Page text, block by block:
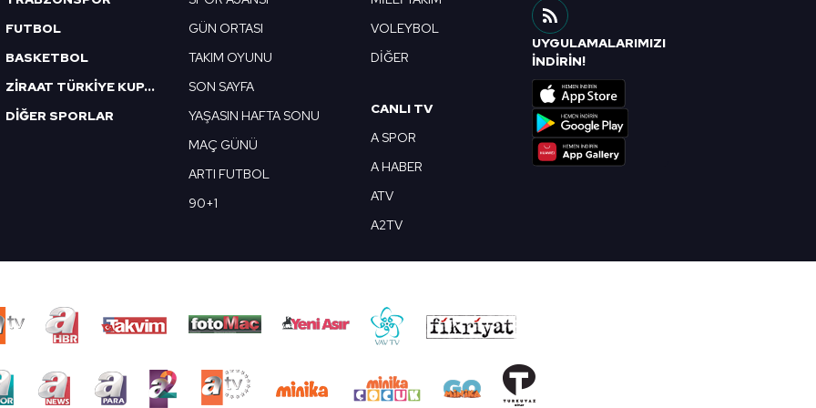
FUTBOL
BASKETBOL
ZİRAAT TÜRKİYE KUPASI
DİĞER SPORLAR
GÜN ORTASI
TAKIM OYUNU
SON SAYFA
YAŞASIN HAFTA SONU
MAÇ GÜNÜ
ARTI FUTBOL
90+1
VOLEYBOL
DİĞER
CANLI TV
A SPOR
A HABER
ATV
A2TV
UYGULAMALARIMIZI
İNDİRİN!